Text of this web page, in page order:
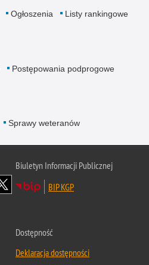
Ogłoszenia
Listy rankingowe
Postępowania podprogowe
Sprawy weteranów
Biuletyn Informacji Publicznej
BIP KGP
Dostępność
Deklaracja dostępności